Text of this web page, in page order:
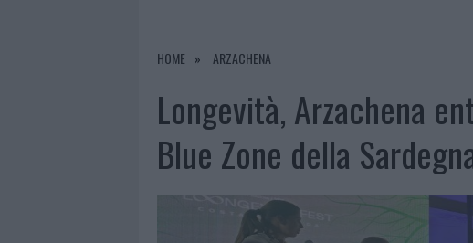
8 AGOSTO 2026 | SANGUE, MUSICA E SOLIDARIETÀ CON AVIS
HOME ARZACHENA
Longevità, Arzachena
Blue Zone della